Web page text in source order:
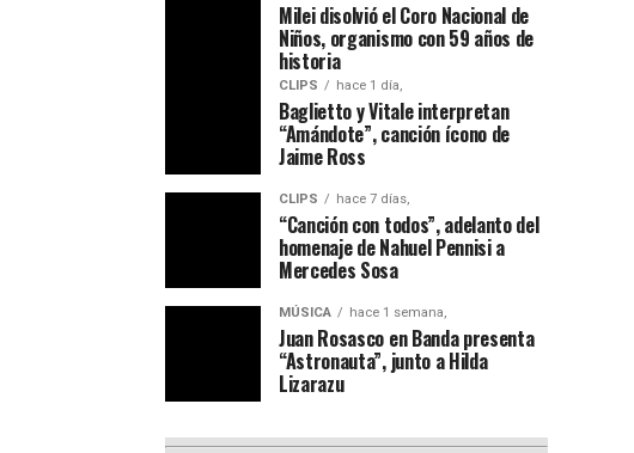
Milei disolvió el Coro Nacional de
Niños, organismo con 59 años de
historia
CLIPS hace 1 día,
Baglietto y Vitale interpretan
“Amándote”, canción ícono de
Jaime Ross
CLIPS hace 7 días,
“Canción con todos”, adelanto del
homenaje de Nahuel Pennisi a
Mercedes Sosa
MÚSICA hace 1 semana,
Juan Rosasco en Banda presenta
“Astronauta”, junto a Hilda
Lizarazu